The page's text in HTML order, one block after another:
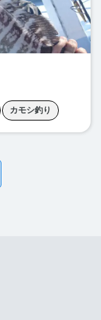
カモシ釣り
イ